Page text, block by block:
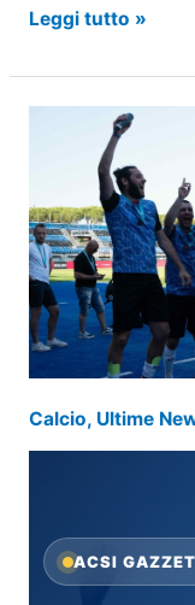
Campionato
ACSI
Calcio
30:
aperte
le
iscrizioni
per
la
stagione
Leggi tutto »
Calcio, Ultime
ACSI